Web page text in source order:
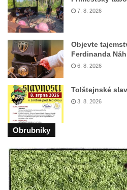
máje v Lužci nad Vltavou
Pomník obětem válek v ulici 1.
nad Vltavou
Hrob Vladislava Neumana v
Vojkovic
Pomník obětem válek před
Hostíně u Vojkovic
Kenotaf Václava Floriána na
Lužci nad Vltavou
Kenotaf Miloslava Švice na
nad Vltavou
Hrob Václava Kufnera na
nad Vltavou
7. 8. 2026
Objevte
Ferdinanda
6. 8. 2026
Tolštejnské
3. 8. 2026
Obrubniky